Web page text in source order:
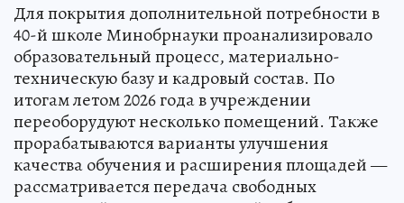
Для покрытия дополнительной потребности в
40-й школе Минобрнауки проанализировало
образовательный процесс, материально-
техническую базу и кадровый состав. По
итогам летом 2026 года в учреждении
переоборудуют несколько помещений. Также
прорабатываются варианты улучшения
качества обучения и расширения площадей —
рассматривается передача свободных